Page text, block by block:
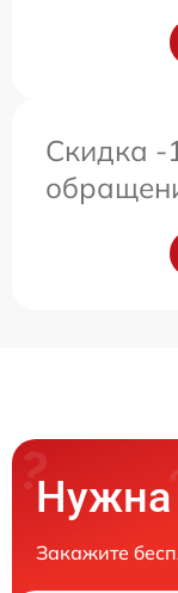
Скидка -
Нужна
Закажите